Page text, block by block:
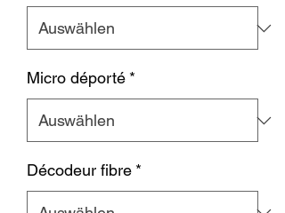
Micro déporté *
Décodeur fibre *